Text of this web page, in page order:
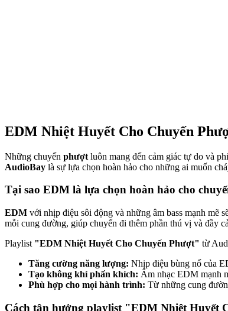
EDM Nhiệt Huyết Cho Chuyến
Những chuyến phượt luôn mang đến cảm giác tự do và
AudioBay là sự lựa chọn hoàn hảo cho những ai muốn
Tại sao EDM là lựa chọn hoàn hảo cho
EDM với nhịp điệu sôi động và những âm bass mạnh
mỗi cung đường, giúp chuyến đi thêm phần thú vị và đầy
Playlist "EDM Nhiệt Huyết Cho Chuyến Phượt" từ
Tăng cường năng lượng: Nhịp điệu bùng nổ của
Tạo không khí phấn khích: Âm nhạc EDM mạnh
Phù hợp cho mọi hành trình: Từ những cung
Cách tận hưởng playlist "EDM Nhiệt Huyết